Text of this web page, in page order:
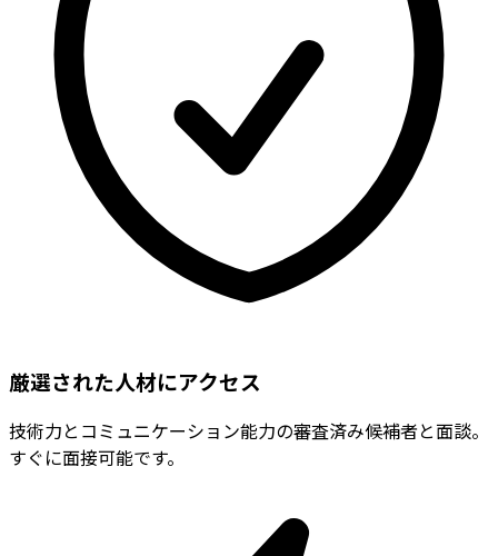
厳選された人材にアクセス
技術力とコミュニケーション能力の審査済み候補者と面談。
すぐに面接可能です。